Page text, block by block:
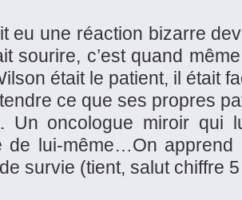
eu une réaction bizarre
sourire, c’est quand
était le patient, il était
ce que ses propres
Un oncologue miroir qui
de lui-même…On
survie (tient, salut chiffre